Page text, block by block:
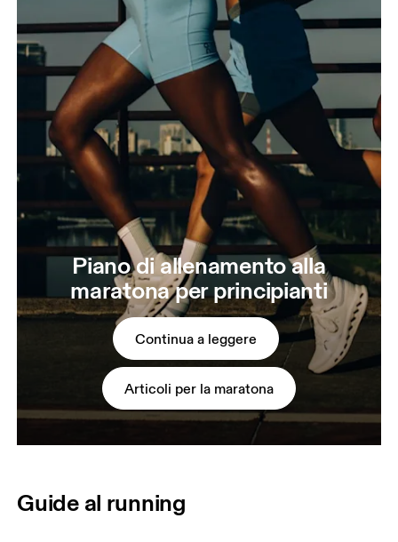
Piano di allenamento alla
maratona per principianti
Continua a leggere
Articoli per la maratona
Guide al running